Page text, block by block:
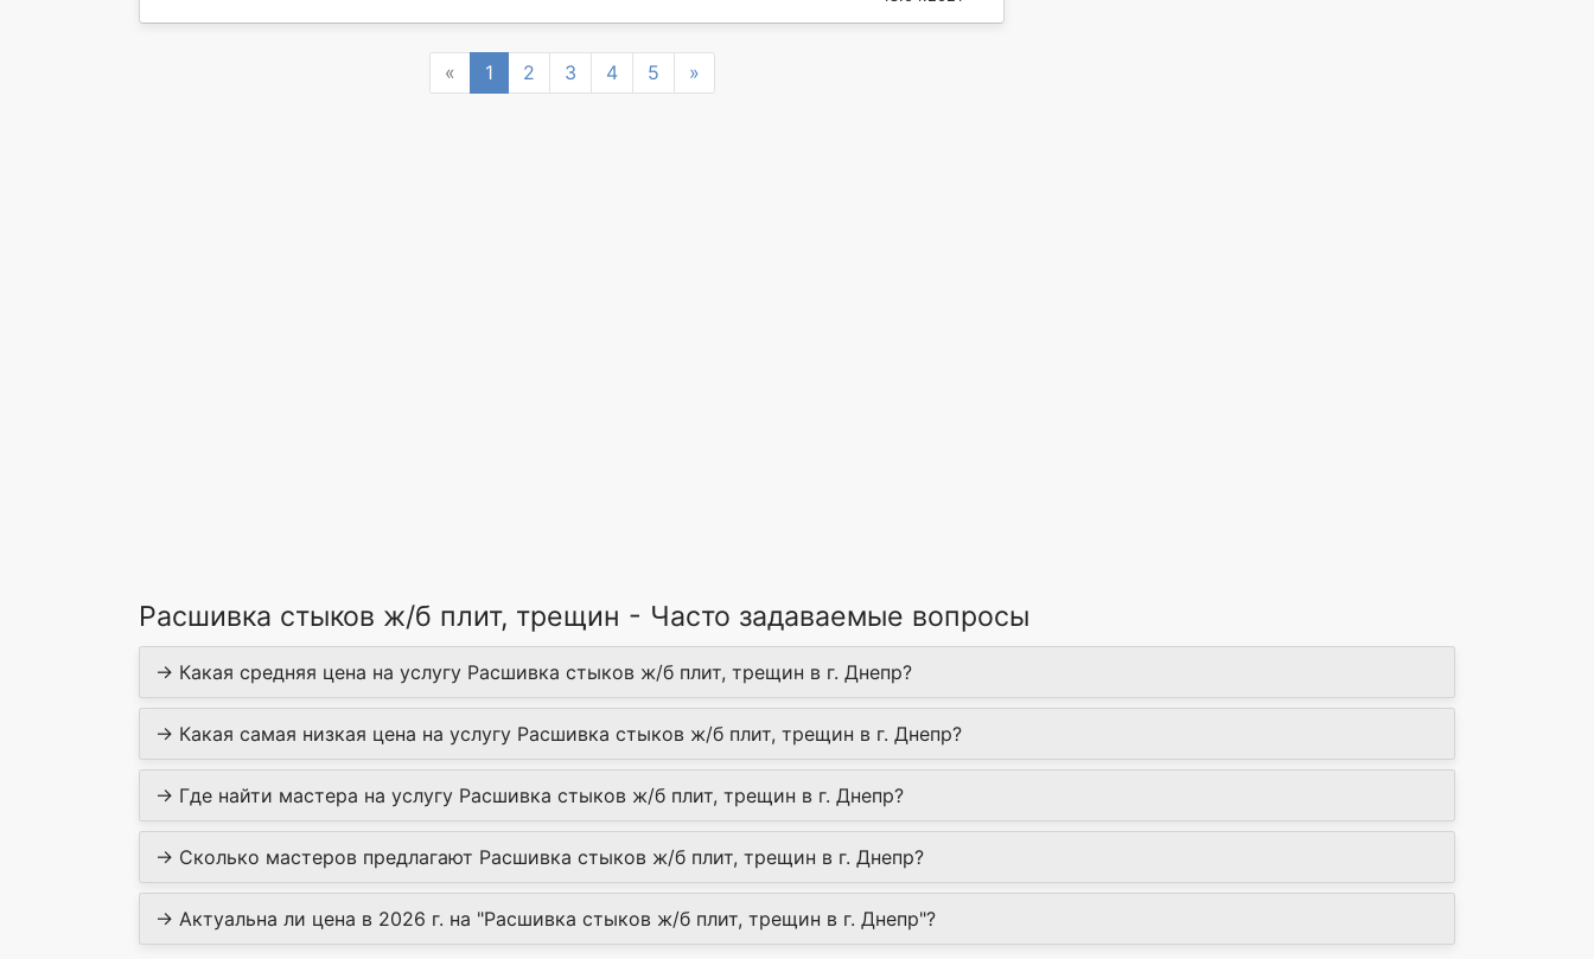
« Previous
1 2 3 4 5 »Next
Расшивка стыков ж/б плит, трещин - Часто задаваемые вопросы
→ Какая средняя цена на услугу Расшивка стыков ж/б плит, трещин в г. Днепр?
→ Какая самая низкая цена на услугу Расшивка стыков ж/б плит, трещин в г. Днепр?
→ Где найти мастера на услугу Расшивка стыков ж/б плит, трещин в г. Днепр?
→ Сколько мастеров предлагают Расшивка стыков ж/б плит, трещин в г. Днепр?
→ Актуальна ли цена в 2026 г. на "Расшивка стыков ж/б плит, трещин в г. Днепр"?